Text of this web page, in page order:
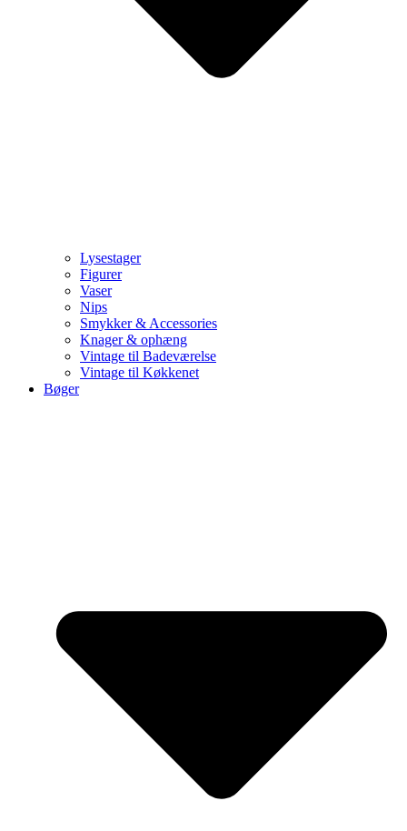
Lysestager
Figurer
Vaser
Nips
Smykker & Accessories
Knager & ophæng
Vintage til Badeværelse
Vintage til Køkkenet
Bøger